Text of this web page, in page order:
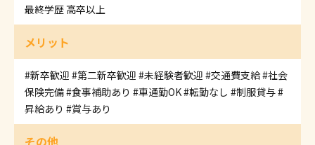
最終学歴 高卒以上
メリット
#新卒歓迎 #第二新卒歓迎 #未経験者歓迎 #交通費支給#社会
保険完備#食事補助あり #車通勤OK#転勤なし #制服貸与#
昇給あり #賞与あり
その他